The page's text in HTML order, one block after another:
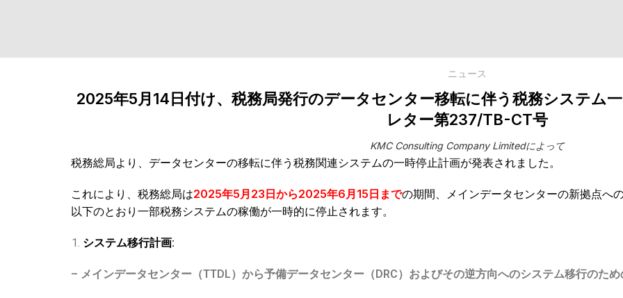
ニュース
2025年5月14日付け、税務局発行のデータセンター移転に伴う税務システム
レター第237/TB-CT号
KMC Consulting Company Limitedによって
税務総局より、データセンターの移転に伴う税務関連システムの一時停止計画が発表されました。
これにより、税務総局は2025年5月23日から2025年6月15日までの期間、メインデータセンターの新拠点へ
以下のとおり一部税務システムの稼働が一時的に停止されます。
システム移行計画:
– メインデータセンター（TTDL）から予備データセンター（DRC）およびその逆方向へのシステム移行のため